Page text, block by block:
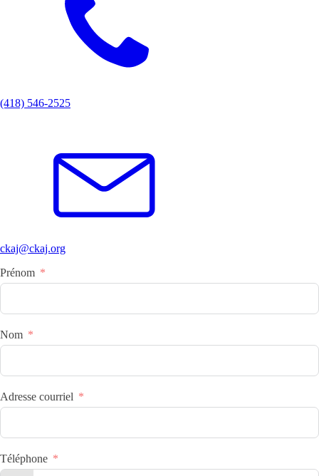
(418) 546-2525
ckaj@ckaj.org
Prénom
Nom
Adresse courriel
Téléphone